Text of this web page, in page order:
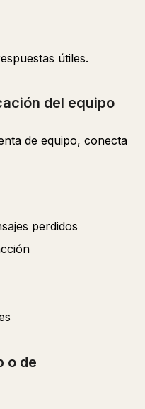
útiles.
del equipo
de equipo, conecta
perdidos
o de